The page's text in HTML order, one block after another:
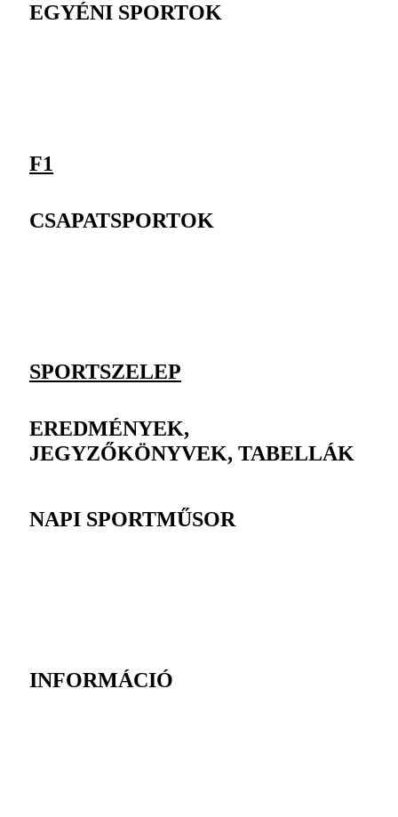
EGYÉNI SPORTOK
F1
CSAPATSPORTOK
SPORTSZELEP
EREDMÉNYEK,
JEGYZŐKÖNYVEK, TABELLÁK
NAPI SPORTMŰSOR
INFORMÁCIÓ